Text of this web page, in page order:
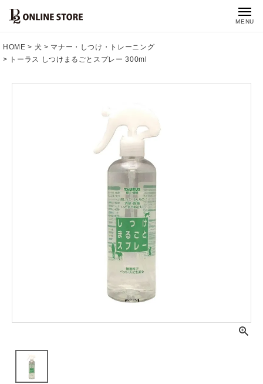
MENU
HOME 犬
マナー・しつけ・トレーニング
トーラス しつけまるごとスプレー 300ml